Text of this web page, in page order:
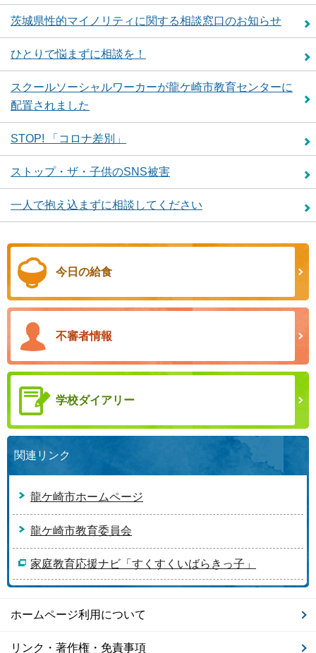
茨城県性的マイノリティに関する相談窓口のお知らせ
ひとりで悩まずに相談を！
スクールソーシャルワーカーが龍ケ崎市教育センターに
配置されました
STOP! 「コロナ差別」
ストップ・ザ・子供のSNS被害
一人で抱え込まずに相談してください
今日の給食
不審者情報
学校ダイアリー
関連リンク
龍ケ崎市ホームページ
龍ケ崎市教育委員会
家庭教育応援ナビ「すくすくいばらきっ子」
ホームページ利用について
リンク・著作権・免責事項